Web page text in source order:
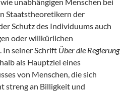
Staatstheoretikern der
Schutz des Individuums auch
oder willkürlichen
In seiner Schrift Über die Regierung
als Hauptziel eines
von Menschen, die sich
streng an Billigkeit und